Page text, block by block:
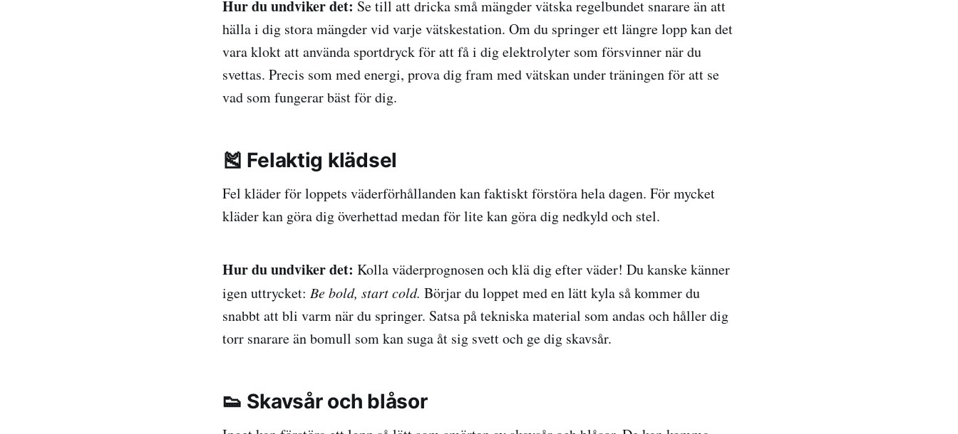
Hur du undviker det: Se till att dricka små mängder vätska regelbundet snarare än att
hälla i dig stora mängder vid varje vätskestation. Om du springer ett längre lopp kan det
vara klokt att använda sportdryck för att få i dig elektrolyter som försvinner när du
svettas. Precis som med energi, prova dig fram med vätskan under träningen för att se
vad som fungerar bäst för dig.
🎽 Felaktig klädsel
Fel kläder för loppets väderförhållanden kan faktiskt förstöra hela dagen. För mycket
kläder kan göra dig överhettad medan för lite kan göra dig nedkyld och stel.
Hur du undviker det: Kolla väderprognosen och klä dig efter väder! Du kanske känner
igen uttrycket: Be bold, start cold. Börjar du loppet med en lätt kyla så kommer du
snabbt att bli varm när du springer. Satsa på tekniska material som andas och håller dig
torr snarare än bomull som kan suga åt sig svett och ge dig skavsår.
👟 Skavsår och blåsor